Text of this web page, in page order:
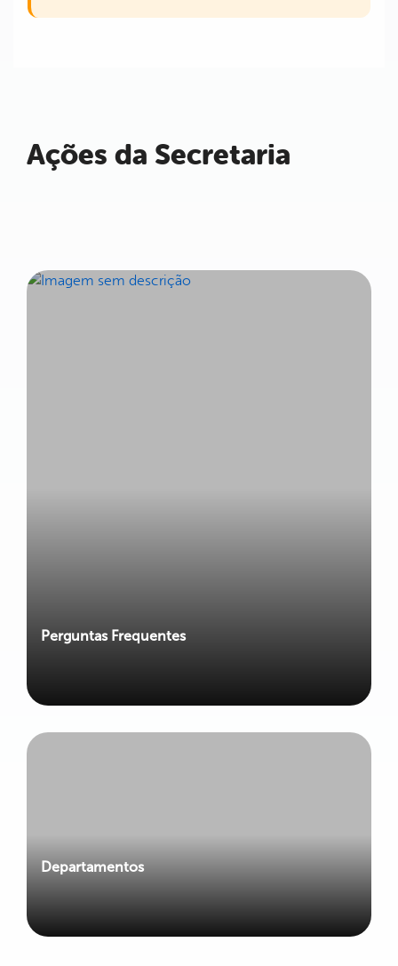
Ações da Secretaria
Perguntas Frequentes
Departamentos